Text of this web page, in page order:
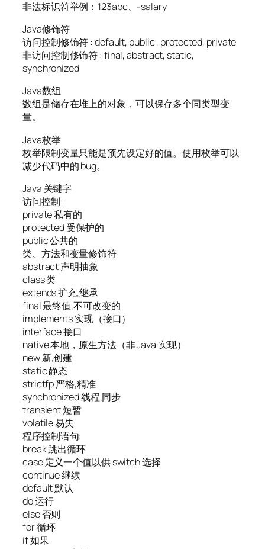
非法标识符举例：123abc、-salary
Java修饰符
访问控制修饰符 : default, public , protected, private
非访问控制修饰符 : final, abstract, static,
synchronized
Java数组
数组是储存在堆上的对象，可以保存多个同类型变
量。
Java枚举
枚举限制变量只能是预先设定好的值。使用枚举可以
减少代码中的 bug。
Java 关键字
访问控制:
private 私有的
protected 受保护的
public 公共的
类、方法和变量修饰符:
abstract 声明抽象
class 类
extends 扩充,继承
final 最终值,不可改变的
implements 实现（接口）
interface 接口
native 本地，原生方法（非 Java 实现）
new 新,创建
static 静态
strictfp 严格,精准
synchronized 线程,同步
transient 短暂
volatile 易失
程序控制语句:
break 跳出循环
case 定义一个值以供 switch 选择
continue 继续
default 默认
do 运行
else 否则
for 循环
if 如果